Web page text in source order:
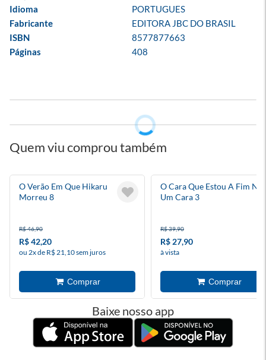
Idioma
PORTUGUES
Fabricante
EDITORA JBC DO BRASIL
ISBN
8577877663
Páginas
408
Quem viu comprou também
O Verão Em Que Hikaru
Morreu 8
R$ 46,90
R$ 42,20
ou 2x de R$ 21,10 sem juros
O Cara Que Estou A Fim
Um Cara 3
R$ 39,90
R$ 27,90
à vista
Baixe nosso app